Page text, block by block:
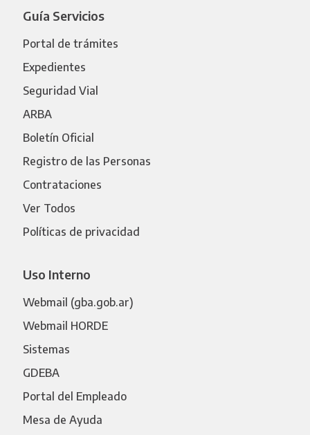
Guía Servicios
Portal de trámites
Expedientes
Seguridad Vial
ARBA
Boletín Oficial
Registro de las Personas
Contrataciones
Ver Todos
Políticas de privacidad
Uso Interno
Webmail (gba.gob.ar)
Webmail HORDE
Sistemas
GDEBA
Portal del Empleado
Mesa de Ayuda